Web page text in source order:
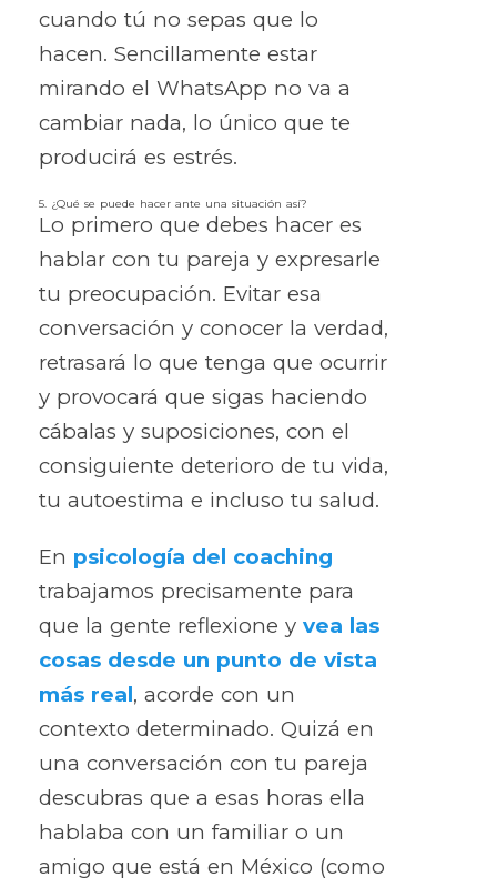
cuando tú no sepas que lo
hacen. Sencillamente estar
mirando el WhatsApp no va a
cambiar nada, lo único que te
producirá es estrés.
5. ¿Qué se puede hacer ante una situación así?
Lo primero que debes hacer es
hablar con tu pareja y expresarle
tu preocupación. Evitar esa
conversación y conocer la verdad,
retrasará lo que tenga que ocurrir
y provocará que sigas haciendo
cábalas y suposiciones, con el
consiguiente deterioro de tu vida,
tu autoestima e incluso tu salud.
En psicología del coaching
trabajamos precisamente para
que la gente reflexione y vea las
cosas desde un punto de vista
más real, acorde con un
contexto determinado. Quizá en
una conversación con tu pareja
descubras que a esas horas ella
hablaba con un familiar o un
amigo que está en México (como